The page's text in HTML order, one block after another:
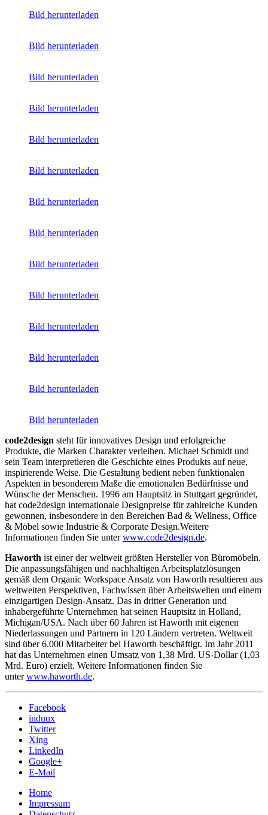
Bild herunterladen
Bild herunterladen
Bild herunterladen
Bild herunterladen
Bild herunterladen
Bild herunterladen
Bild herunterladen
Bild herunterladen
Bild herunterladen
Bild herunterladen
Bild herunterladen
Bild herunterladen
Bild herunterladen
Bild herunterladen
code2design steht für innovatives Design und erfolgreiche
Produkte, die Marken Charakter verleihen. Michael Schmidt und
sein Team interpretieren die Geschichte eines Produkts auf neue,
inspirierende Weise. Die Gestaltung bedient neben funktionalen
Aspekten in besonderem Maße die emotionalen Bedürfnisse und
Wünsche der Menschen. 1996 am Hauptsitz in Stuttgart gegründet,
hat code2design internationale Designpreise für zahlreiche Kunden
gewonnen, insbesondere in den Bereichen Bad & Wellness, Office
& Möbel sowie Industrie & Corporate Design.Weitere
Informationen finden Sie unterwww.code2design.de.
Haworth ist einer der weltweit größten Hersteller von Büromöbeln.
Die anpassungsfähigen und nachhaltigen Arbeitsplatzlösungen
gemäß dem Organic Workspace Ansatz von Haworth resultieren aus
weltweiten Perspektiven, Fachwissen über Arbeitswelten und einem
einzigartigen Design-Ansatz. Das in dritter Generation und
inhabergeführte Unternehmen hat seinen Hauptsitz in Holland,
Michigan/USA. Nach über 60 Jahren ist Haworth mit eigenen
Niederlassungen und Partnern in 120 Ländern vertreten. Weltweit
sind über 6.000 Mitarbeiter bei Haworth beschäftigt. Im Jahr 2011
hat das Unternehmen einen Umsatz von 1,38 Mrd. US-Dollar (1,03
Mrd. Euro) erzielt. Weitere Informationen finden Sie
unterwww.haworth.de.
Facebook
induux
Twitter
Xing
LinkedIn
Google+
E-Mail
Home
Impressum